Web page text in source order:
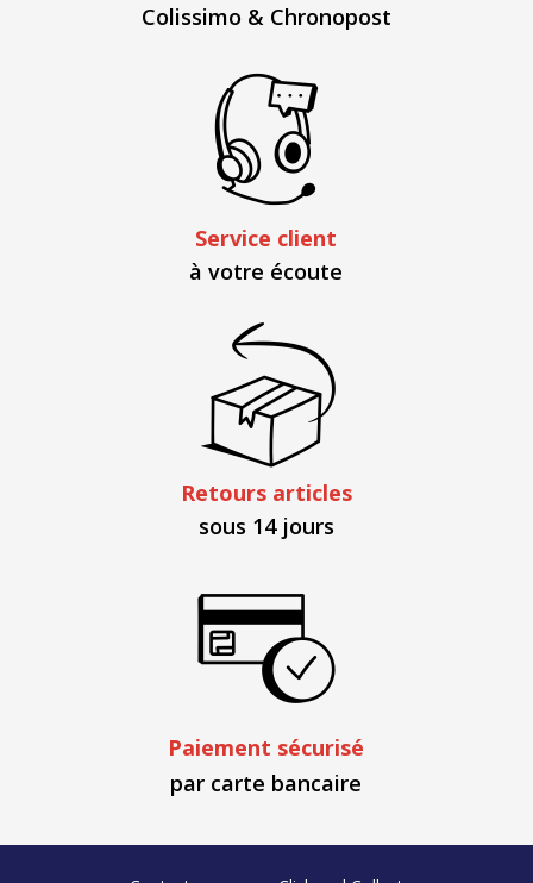
Colissimo & Chronopost
Service client
à votre écoute
Retours articles
sous 14 jours
Paiement sécurisé
par carte bancaire